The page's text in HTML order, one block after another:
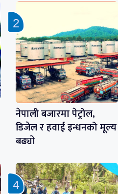
नेपाली बजारमा पेट्रोल,
डिजेल र हवाई इन्धनको मूल्य
बढ्यो